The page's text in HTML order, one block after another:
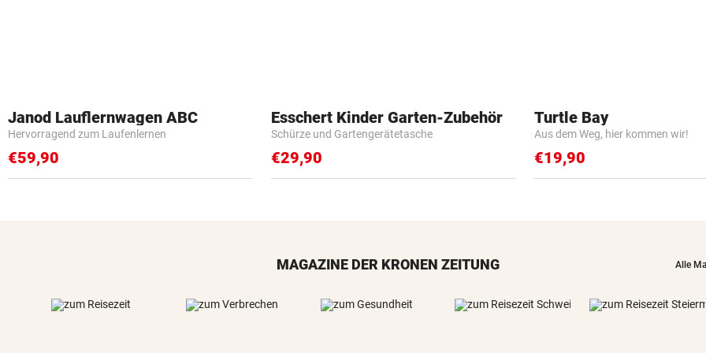
Janod Lauflernwagen ABC
Hervorragend zum Laufenlernen
€59,90
Esschert Kinder Garten-Zubehör
Schürze und Gartengerätetasche
€29,90
Turtle Bay
Aus dem Weg, hier kommen wir!
€19,90
MAGAZINE DER KRONEN ZEITUNG Alle